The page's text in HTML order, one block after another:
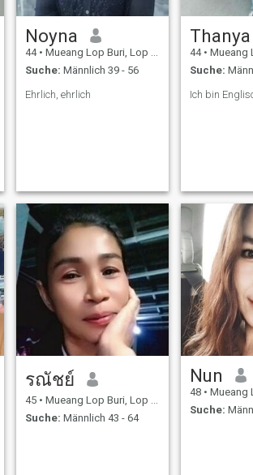
Noyna
44 • Mueang Lop Buri, Lop Buri, Thailand
Suche: Männlich 39 - 56
Ehrlich, ehrlich
Thanya
44 • Mueang Lop
Suche:
Ich bin
รณัชย์
45 • Mueang Lop Buri, Lop Buri, Thailand
Suche: Männlich 43 - 64
Nun
48 • Mueang Lop
Suche: